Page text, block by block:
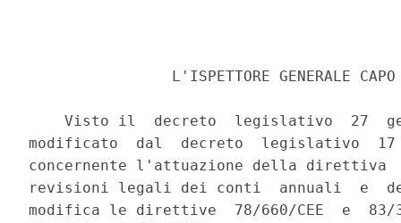
L'ISPETTORE GENERALE
Visto il  decreto  legislativo  27
modificato  dal  decreto  legislativo
concernente l'attuazione della direttiva
revisioni legali dei conti  annuali  e
modifica le direttive  78/660/CEE  e  83/